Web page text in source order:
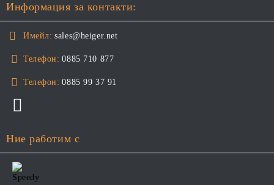
Информация за контакти:
Имейл: sales@heiger.net
Телефон: 0885 710 877
Телефон: 0885 99 37 91
Ние работим с